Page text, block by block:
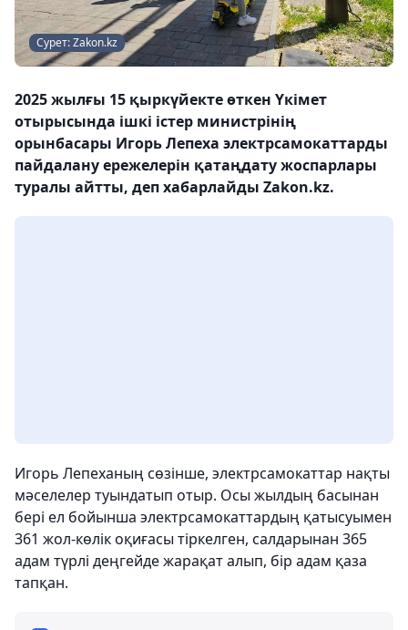
Сурет: Zakon.kz
2025 жылғы 15 қыркүйекте өткен Үкімет
отырысында ішкі істер министрінің
орынбасары Игорь Лепеха электрсамокаттарды
пайдалану ережелерін қатаңдату жоспарлары
туралы айтты, деп хабарлайды Zakon.kz.
Игорь Лепеханың сөзінше, электрсамокаттар нақты
мәселелер туындатып отыр. Осы жылдың басынан
бері ел бойынша электрсамокаттардың қатысуымен
361 жол-көлік оқиғасы тіркелген, салдарынан 365
адам түрлі деңгейде жарақат алып, бір адам қаза
тапқан.